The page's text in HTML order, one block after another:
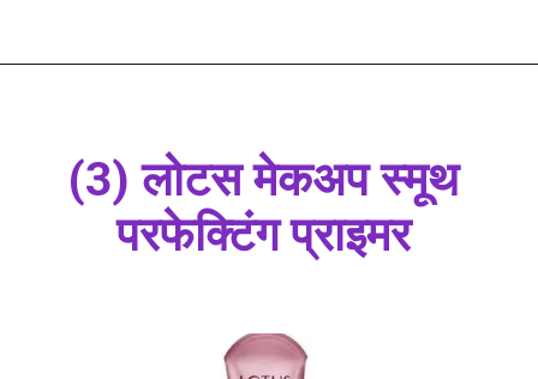
(3) लोटस मेकअप स्मूथ
परफेक्टिंग प्राइमर